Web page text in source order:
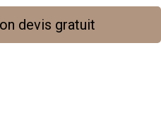
devis gratuit